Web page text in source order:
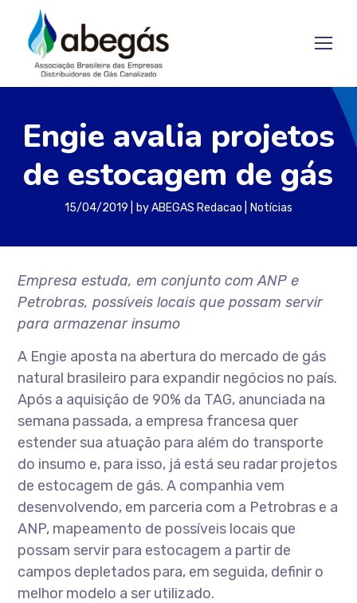
Engie avalia projetos
de estocagem de gás
15/04/2019 byABEGAS Redacao Notícias
Empresa estuda, em conjunto com ANP e
Petrobras, possíveis locais que possam servir
para armazenar insumo
A Engie aposta na abertura do mercado de gás
natural brasileiro para expandir negócios no país.
Após a aquisição de 90% da TAG, anunciada na
semana passada, a empresa francesa quer
estender sua atuação para além do transporte
do insumo e, para isso, já está seu radar projetos
de estocagem de gás. A companhia vem
desenvolvendo, em parceria com a Petrobras e a
ANP, mapeamento de possíveis locais que
possam servir para estocagem a partir de
campos depletados para, em seguida, definir o
melhor modelo a ser utilizado.